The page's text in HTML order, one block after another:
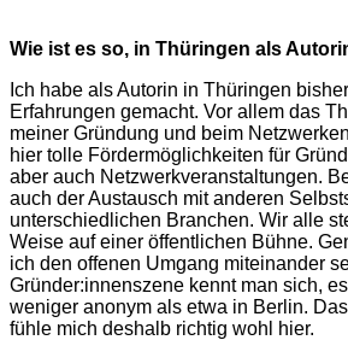
Wie ist es so, in Thüringen als
Ich habe als Autorin in Thüringen
Erfahrungen gemacht. Vor allem das
meiner Gründung und beim
hier tolle Fördermöglichkeiten für
aber auch Netzwerkveranstaltungen.
auch der Austausch mit anderen
unterschiedlichen Branchen. Wir alle
Weise auf einer öffentlichen Bühne.
ich den offenen Umgang miteinander
Gründer:innenszene kennt man sich,
weniger anonym als etwa in Berlin.
fühle mich deshalb richtig wohl hier.